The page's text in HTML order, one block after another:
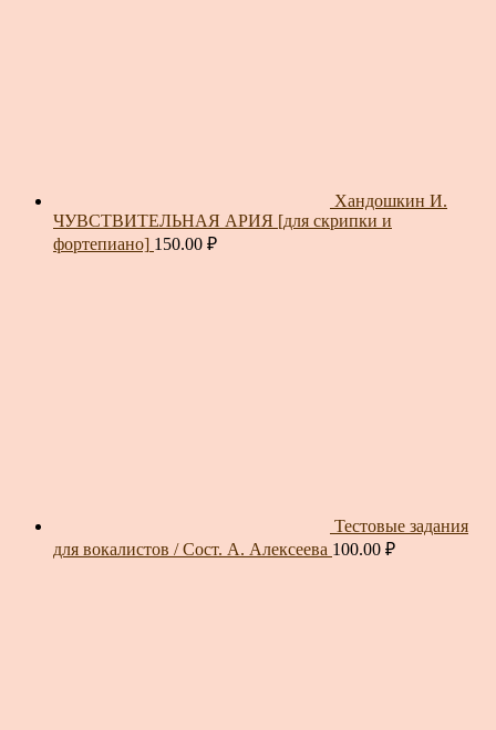
Хандошкин И.
ЧУВСТВИТЕЛЬНАЯ АРИЯ [для скрипки и
фортепиано] 150.00 ₽
Тестовые задания
для вокалистов / Сост. А. Алексеева 100.00 ₽